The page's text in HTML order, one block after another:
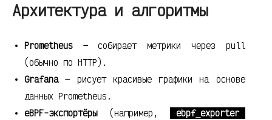
Архитектура и алгоритмы
Prometheus — собирает метрики через pull
(обычно по HTTP).
Grafana— рисует красивые графики на основе
данных Prometheus.
eBPF-экспортёры(например,
ebpf_exporter